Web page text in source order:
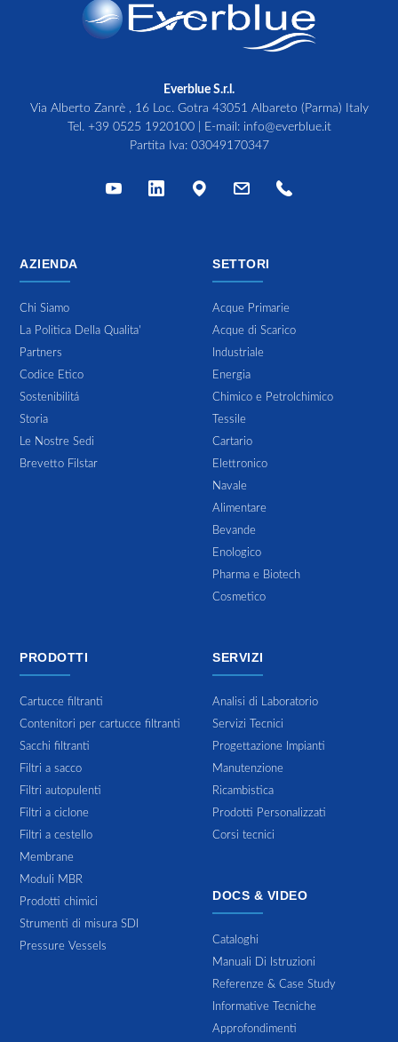
Everblue S.r.l.
Via Alberto Zanrè , 16 Loc. Gotra 43051 Albareto (Parma) Italy
Tel. +39 0525 1920100| E-mail: info@everblue.it
Partita Iva: 03049170347
AZIENDA
Chi Siamo
La Politica Della Qualita'
Partners
Codice Etico
Sostenibilitá
Storia
Le Nostre Sedi
Brevetto Filstar
SETTORI
Acque Primarie
Acque di Scarico
Industriale
Energia
Chimico e Petrolchimico
Tessile
Cartario
Elettronico
Navale
Alimentare
Bevande
Enologico
Pharma e Biotech
Cosmetico
PRODOTTI
Cartucce filtranti
Contenitori per cartucce filtranti
Sacchi filtranti
Filtri a sacco
Filtri autopulenti
Filtri a ciclone
Filtri a cestello
Membrane
Moduli MBR
Prodotti chimici
Strumenti di misura SDI
Pressure Vessels
SERVIZI
Analisi di Laboratorio
Servizi Tecnici
Progettazione Impianti
Manutenzione
Ricambistica
Prodotti Personalizzati
Corsi tecnici
DOCS & VIDEO
Cataloghi
Manuali Di Istruzioni
Referenze & Case Study
Informative Tecniche
Approfondimenti